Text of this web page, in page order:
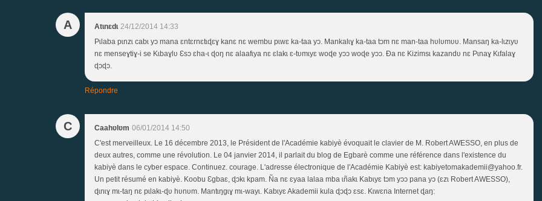
A Atɩnɛdɩ 24/12/2014 14:33
Pɩlaba pɩnzɩ cabɩ yɔ mana ɛntɛrnɛtɩɖɛɣ kanɛ nɛ wembu pɩwɛ ka-taa yɔ. Mankalɩɣ ka-taa tɔm nɛ man-taa hʋlʋmʋʋ. Mansaŋ ka-lɩzɩyʋ
nɛ menseɣtiɣ-i se Kɩbaɣlʋ Ɛsɔ ɛha-ɩ ɖoŋ nɛ alaafɩya nɛ ɛlakɩ ɛ-tʋmɩyɛ woɖe yɔɔ woɖe yɔɔ. Ɖa nɛ Kizimsɩ kazandʋ nɛ Pɩnaɣ Kɩfalaɣ
ɖɔɖɔ.
Répondre
C Caahʋlʋm 06/01/2014 14:50
C'est merveilleux. Le 16 décembre 2013, le Président de l'Académie kabiyè évoquait le clavier de M. Robert AWESSO, en plus de
deux autres, comme une révolution. Le 04 janvier 2014, il parlait du blog de Egbarè comme une référence dans l'existence du
kabiyè dans le cyber espace. Continuez. courage. L'adresse électronique de l'Académie Kabiyè est: kabiyetomakademii@yahoo.fr.
Un petit résumé en kabiyè. Koobu Ɛgbaɛ, ɖɔkɩ kpam. Ña nɛ ɛyaa lalaa mba ɩñakɩ Kabɩyɛ tɔm yɔɔ pana yɔ (ɛzɩ Robert AWESSO),
ɖɩnɩɣ mɩ-taŋ nɛ pɩlakɩ-ɖʋ hʋnʋm. Mantɩŋgɩɣ mɩ-wayɩ. Kabɩyɛ Akademii kula ɖɔɖɔ ɛsɛ. Kɩwɛna Internet ɖaŋ: